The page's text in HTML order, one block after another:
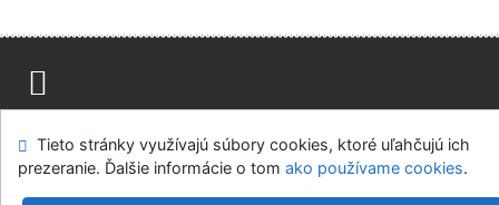
Modul OpenSearch
Napíšte nám Nastavenie cookies
Tieto stránky využívajú súbory cookies, ktoré uľahčujú ich
prezeranie. Ďalšie informácie o tom ako používame cookies.